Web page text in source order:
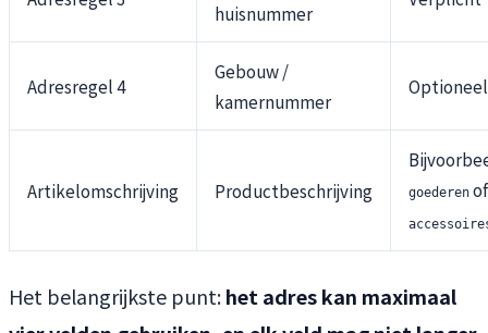
huisnummer
Adresregel 4
Gebouw /
kamernummer
Optioneel
Artikelomschrijving Productbeschrijving goederen of
Het belangrijkste punt:het adres kan maximaal